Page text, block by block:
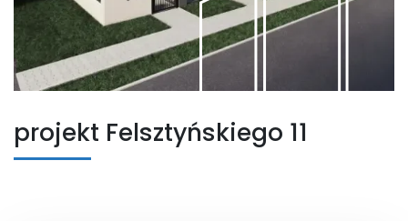
projekt Felsztyńskiego 11